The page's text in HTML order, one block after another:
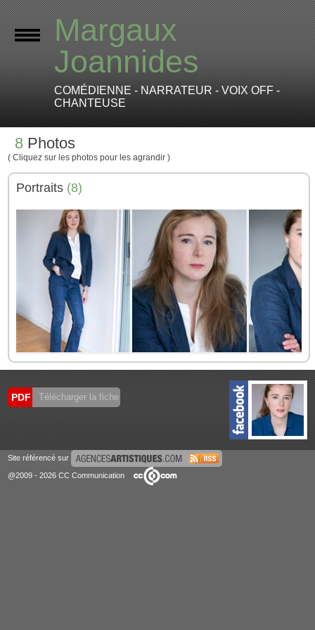
Margaux
Joannides
COMÉDIENNE - NARRATEUR - VOIX OFF -
CHANTEUSE
8 Photos
( Cliquez sur les photos pour les agrandir )
Portraits (8)
PDF Télécharger la fiche
Site référencé sur
@2009 - 2026 CC Communication